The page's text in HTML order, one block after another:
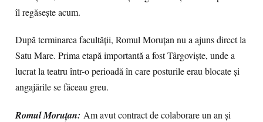
îl regăsește acum.
După terminarea facultății, Romul Moruțan nu a ajuns direct la
Satu Mare. Prima etapă importantă a fost Târgoviște, unde a
lucrat la teatru într-o perioadă în care posturile erau blocate și
angajările se făceau greu.
Romul Moruțan: Am avut contract de colaborare un an și